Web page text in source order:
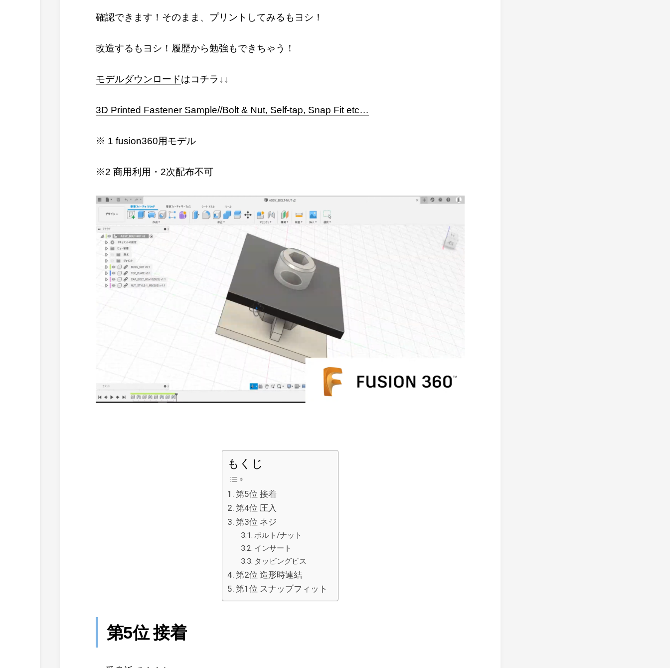
確認できます！そのまま、プリントしてみるもヨシ！
改造するもヨシ！履歴から勉強もできちゃう！
モデルダウンロードはコチラ↓↓
3D Printed Fastener Sample//Bolt & Nut, Self-tap, Snap Fit etc…
※ 1 fusion360用モデル
※2 商用利用・2次配布不可
もくじ
第5位 接着
第4位 圧入
第3位 ネジ
ボルト/ナット
インサート
タッピングビス
第2位 造形時連結
第1位 スナップフィット
第5位 接着